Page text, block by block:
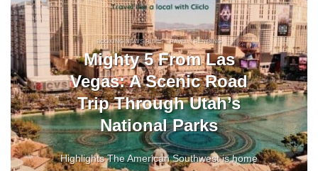
BOOKING NEWS RIDES TRAVEL TRENDING
Mighty 5 From Las
Vegas: A Scenic Road
Trip Through Utah’s
National Parks
Highlights The American Southwest is home